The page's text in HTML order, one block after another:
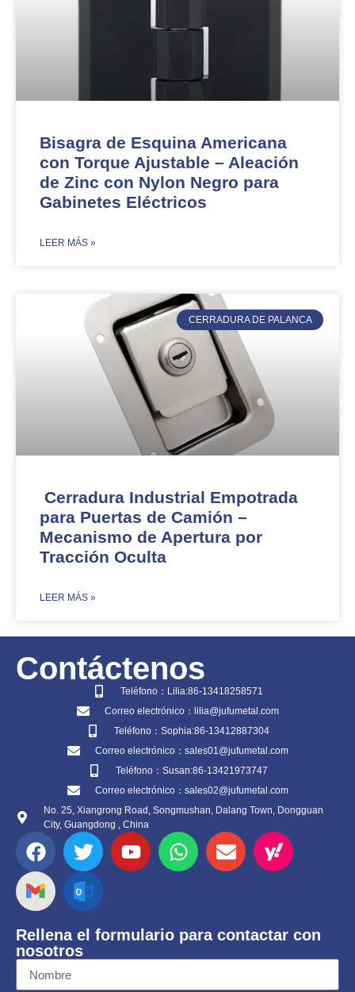
Bisagra de Esquina Americana
con Torque Ajustable – Aleación
de Zinc con Nylon Negro para
Gabinetes Eléctricos
​LEER MÁS »
CERRADURA DE PALANCA
Cerradura Industrial Empotrada
para Puertas de Camión –
Mecanismo de Apertura por
Tracción Oculta
​LEER MÁS »
Contáctenos
Teléfono：Lilia:86-13418258571
Correo electrónico：lilia@jufumetal.com
Teléfono：Sophia:86-13412887304
Correo electrónico：sales01@jufumetal.com
Teléfono：Susan:86-13421973747
Correo electrónico：sales02@jufumetal.com
No. 25, Xiangrong Road, Songmushan, Dalang Town, Dongguan
City, Guangdong , China
Rellena el formulario para contactar con
nosotros